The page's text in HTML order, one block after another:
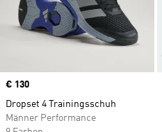
Price
€ 130
Dropset 4 Trainingsschuh
Männer Performance